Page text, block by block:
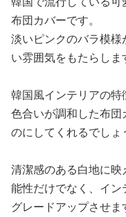
布団カバーです。
淡いピンクのバラ模
い雰囲気をもたらしま
韓国風インテリアの
色合いが調和した布
のにしてくれるでしょ
清潔感のある白地に
能性だけでなく、イ
グレードアップさせま